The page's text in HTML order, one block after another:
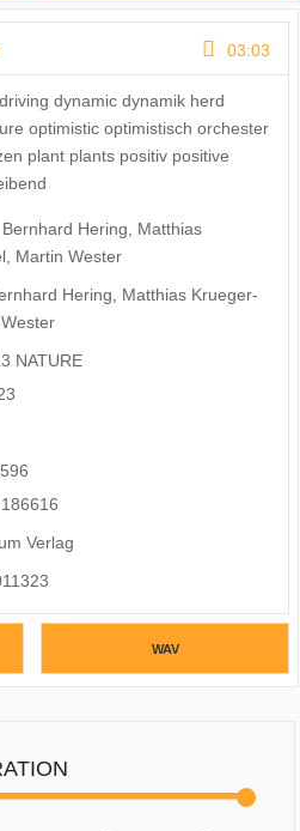
03:03
dynamic dynamik herd
optimistic optimistisch orchester
plant plants positiv positive
Bernhard Hering, Matthias
Martin Wester
Hering, Matthias Krueger-
NATURE
Verlag
WAV